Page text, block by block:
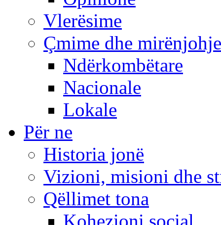
Vlerësime
Çmime dhe mirënjohje
Ndërkombëtare
Nacionale
Lokale
Për ne
Historia jonë
Vizioni, misioni dhe
Qëllimet tona
Kohezioni social